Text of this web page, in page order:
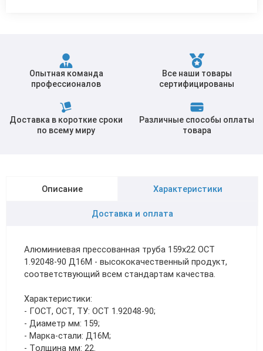
Опытная команда
профессионалов
Все наши товары
сертифицированы
Доставка в короткие сроки
по всему миру
Различные способы оплаты
товара
Описание Характеристики
Доставка и оплата
Алюминиевая прессованная труба 159х22 ОСТ
1.92048-90 Д16М - высококачественный продукт,
соответствующий всем стандартам качества.
Характеристики:
- ГОСТ, ОСТ, ТУ: ОСТ 1.92048-90;
- Диаметр мм: 159;
- Марка-стали: Д16М;
- Толщина мм: 22.